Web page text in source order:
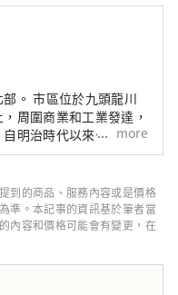
。 市區位於九頭龍川
周圍商業和工業發達，
明治時代以來一直是當
水源充足，綠化豐富，
公司），與當地社區合
是恐龍博物館、平泉寺
針對來勝山的顧客，我
的人體驗勝山、位於恐
Terminal」以及於
站恐龍谷勝山」的營
more
到的商品、服務內容或是價格
準。本記事的資訊基於筆者當
內容和價格可能會有變更，在